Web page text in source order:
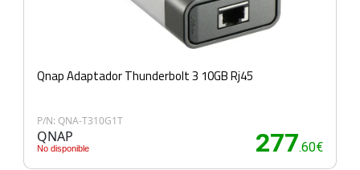
Qnap Adaptador Thunderbolt 3 10GB Rj45
P/N: QNA-T310G1T
QNAP
No disponible 277.60€